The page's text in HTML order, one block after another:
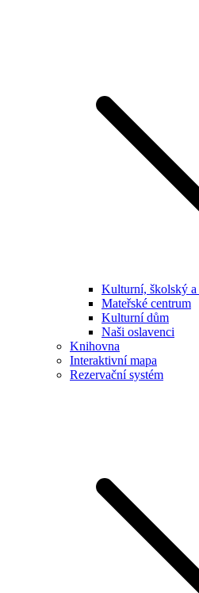
Kulturní, školský
Mateřské centrum
Kulturní dům
Naši oslavenci
Knihovna
Interaktivní mapa
Rezervační systém